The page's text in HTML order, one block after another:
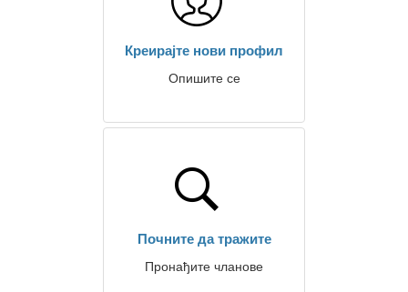
Креирајте нови профил
Опишите се
Почните да тражите
Пронађите чланове